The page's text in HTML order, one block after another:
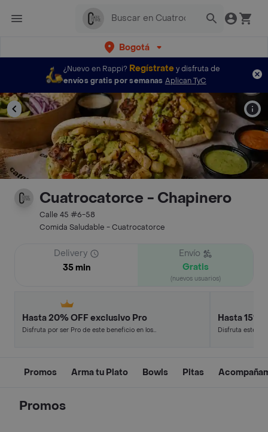
Bogotá
¿Nuevo en Rappi? Regístratey disfruta de
envíos gratis por semanas Aplican TyC
Cuatrocatorce - Chapinero
Calle 45 #6-58
Comida Saludable - Cuatrocatorce
Delivery
35 min
Envío
Gratis
(nuevos usuarios)
Hasta 20% OFF exclusivo Pro
Disfruta por ser Pro de este beneficio en los
Hasta 15%
Disfruta este
Promos Arma tu Plato Bowls Pitas
Promos